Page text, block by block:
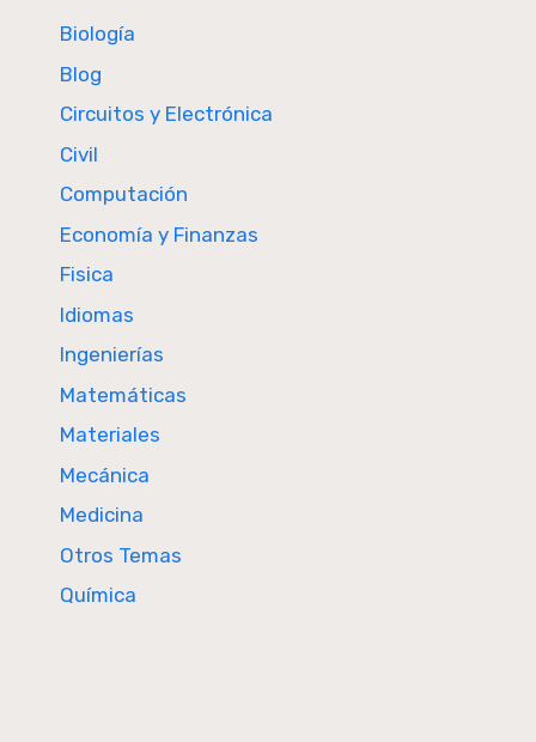
Biología
Blog
Circuitos y Electrónica
Civil
Computación
Economía y Finanzas
Fisica
Idiomas
Ingenierías
Matemáticas
Materiales
Mecánica
Medicina
Otros Temas
Química